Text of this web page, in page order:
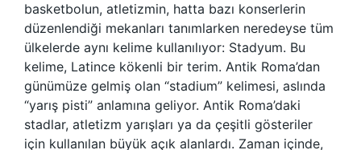
basketbolun, atletizmin, hatta bazı konserlerin
düzenlendiği mekanları tanımlarken neredeyse tüm
ülkelerde aynı kelime kullanılıyor: Stadyum. Bu
kelime, Latince kökenli bir terim. Antik Roma’dan
günümüze gelmiş olan “stadium” kelimesi, aslında
“yarış pisti” anlamına geliyor. Antik Roma’daki
stadlar, atletizm yarışları ya da çeşitli gösteriler
için kullanılan büyük açık alanlardı. Zaman içinde,